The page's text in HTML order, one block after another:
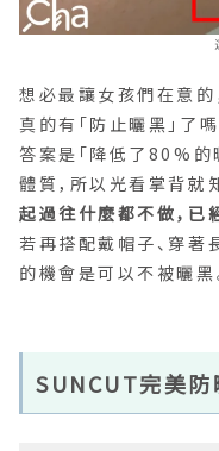
想必最讓女孩們在意
真的有「防止曬黑」了
答案是「降低了80%的
體質，所以光看掌背就
起過往什麼都不做，
若再搭配戴帽子、穿著
的機會是可以不被曬黑
SUNCUT完美